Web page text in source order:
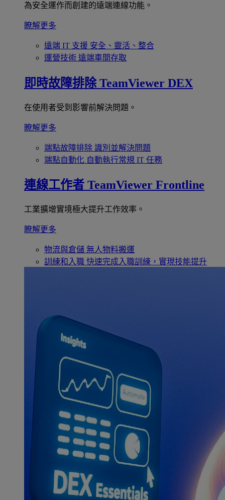
為安全運作而創建的遠端連線功能。
瞭解更多
遠端 IT 支援 安全、靈活、整合
運營技術 遠端車間存取
即時故障排除 TeamViewer DEX
在使用者受到影響前解決問題。
瞭解更多
端點故障排除 識別並解決問題
端點自動化 自動執行常規 IT 任務
連線工作者 TeamViewer Frontline
工業擴增實境極大提升工作效率。
瞭解更多
物流與倉儲 無人物料搬運
訓練和入職 快速完成入職訓練，實現技能提升